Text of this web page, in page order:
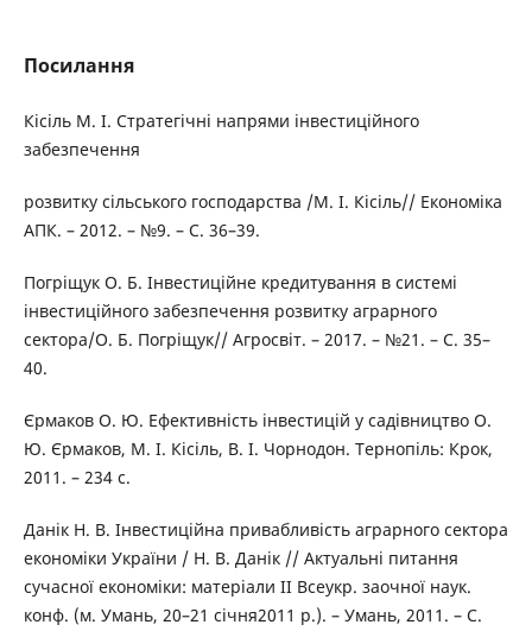
Посилання
Кісіль М. І. Стратегічні напрями інвестиційного
забезпечення
розвитку сільського господарства /М. І. Кісіль// Економіка
АПК. – 2012. – №9. – C. 36–39.
Погріщук О. Б. Інвестиційне кредитування в системі
інвестиційного забезпечення розвитку аграрного
сектора/О. Б. Погріщук// Агросвіт. – 2017. – №21. – С. 35–
40.
Єрмаков О. Ю. Ефективність інвестицій у садівництво О.
Ю. Єрмаков, М. І. Кісіль, В. І. Чорнодон. Тернопіль: Крок,
2011. – 234 с.
Данік Н. В. Інвестиційна привабливість аграрного сектора
економіки України / Н. В. Данік // Актуальні питання
сучасної економіки: матеріали ІІ Всеукр. заочної наук.
конф. (м. Умань, 20–21 січня2011 р.). – Умань, 2011. – С.